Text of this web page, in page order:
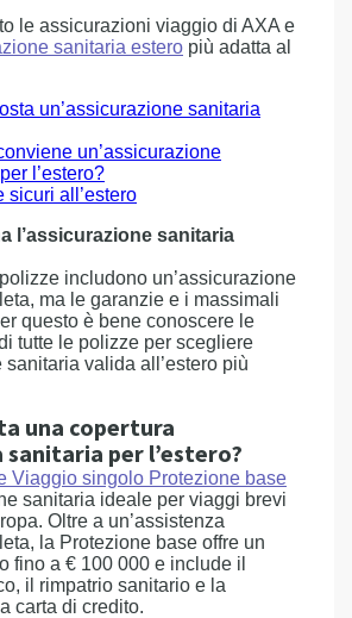
le assicurazioni viaggio di AXA e
sanitaria estero più adatta al
un’assicurazione sanitaria
un’assicurazione
l’estero?
sicuri all’estero
l’assicurazione sanitaria
includono un’assicurazione
ma le garanzie e i massimali
questo è bene conoscere le
tutte le polizze per scegliere
sanitaria valida all’estero più
una copertura
per l’estero?
Viaggio singolo Protezione base
sanitaria ideale per viaggi brevi
Oltre a un’assistenza
la Protezione base offre un
fino a € 100 000 e include il
il rimpatrio sanitario e la
carta di credito.